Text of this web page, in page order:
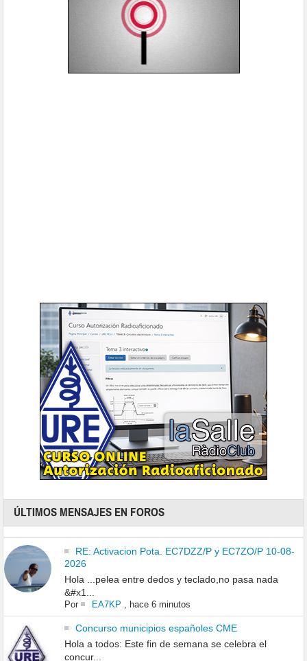
ÚLTIMOS MENSAJES EN FOROS
RE: Activacion Pota. EC7DZZ/P y EC7ZO/P 10-08-
2026
Hola ...pelea entre dedos y teclado,no pasa nada
&#x1...
Por EA7KP hace 6 minutos
Concurso municipios españoles CME
Hola a todos: Este fin de semana se celebra el
concur...